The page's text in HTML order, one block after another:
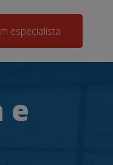
especialista
e